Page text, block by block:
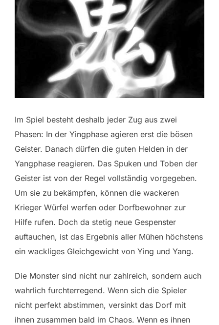
Im Spiel besteht deshalb jeder Zug aus zwei
Phasen: In der Yingphase agieren erst die bösen
Geister. Danach dürfen die guten Helden in der
Yangphase reagieren. Das Spuken und Toben der
Geister ist von der Regel vollständig vorgegeben.
Um sie zu bekämpfen, können die wackeren
Krieger Würfel werfen oder Dorfbewohner zur
Hilfe rufen. Doch da stetig neue Gespenster
auftauchen, ist das Ergebnis aller Mühen höchstens
ein wackliges Gleichgewicht von Ying und Yang.
Die Monster sind nicht nur zahlreich, sondern auch
wahrlich furchterregend. Wenn sich die Spieler
nicht perfekt abstimmen, versinkt das Dorf mit
ihnen zusammen bald im Chaos. Wenn es ihnen